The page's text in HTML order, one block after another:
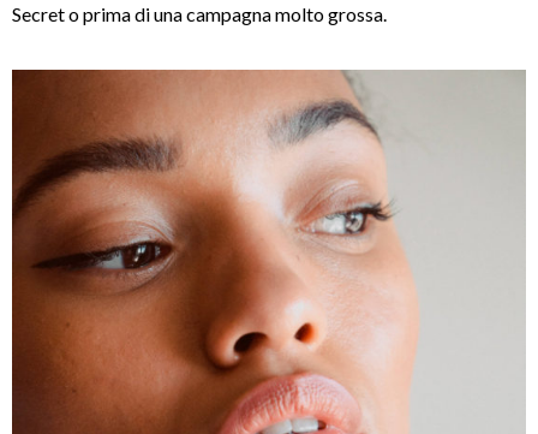
Secret o prima di una campagna molto grossa.